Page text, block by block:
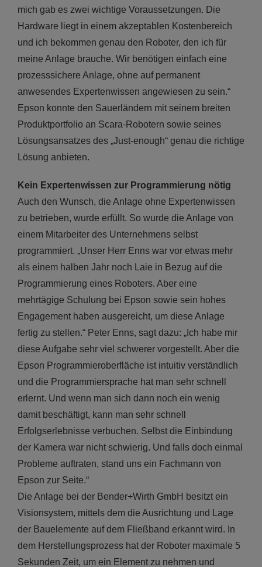
mich gab es zwei wichtige Voraussetzungen. Die
Hardware liegt in einem akzeptablen Kostenbereich
und ich bekommen genau den Roboter, den ich für
meine Anlage brauche. Wir benötigen einfach eine
prozesssichere Anlage, ohne auf permanent
anwesendes Expertenwissen angewiesen zu sein.“
Epson konnte den Sauerländern mit seinem breiten
Produktportfolio an Scara-Robotern sowie seines
Lösungsansatzes des „Just-enough“ genau die richtige
Lösung anbieten.
Kein Expertenwissen zur Programmierung nötig
Auch den Wunsch, die Anlage ohne Expertenwissen
zu betrieben, wurde erfüllt. So wurde die Anlage von
einem Mitarbeiter des Unternehmens selbst
programmiert. „Unser Herr Enns war vor etwas mehr
als einem halben Jahr noch Laie in Bezug auf die
Programmierung eines Roboters. Aber eine
mehrtägige Schulung bei Epson sowie sein hohes
Engagement haben ausgereicht, um diese Anlage
fertig zu stellen.“ Peter Enns, sagt dazu: „Ich habe mir
diese Aufgabe sehr viel schwerer vorgestellt. Aber die
Epson Programmieroberfläche ist intuitiv verständlich
und die Programmiersprache hat man sehr schnell
erlernt. Und wenn man sich dann noch ein wenig
damit beschäftigt, kann man sehr schnell
Erfolgserlebnisse verbuchen. Selbst die Einbindung
der Kamera war nicht schwierig. Und falls doch einmal
Probleme auftraten, stand uns ein Fachmann von
Epson zur Seite.“
Die Anlage bei der Bender+Wirth GmbH besitzt ein
Visionsystem, mittels dem die Ausrichtung und Lage
der Bauelemente auf dem Fließband erkannt wird. In
dem Herstellungsprozess hat der Roboter maximale 5
Sekunden Zeit, um ein Element zu nehmen und